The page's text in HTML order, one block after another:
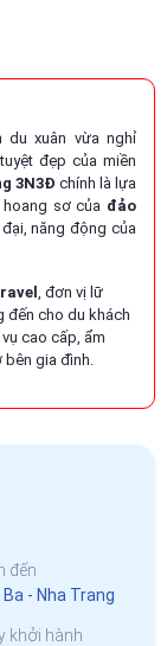
du xuân vừa nghỉ
đẹp của miền
3N3Đ chính là lựa
sơ của đảo
năng động của
, đơn vị lữ
đến cho du khách
vụ cao cấp, ẩm
gia đình.
đến
Ba - Nha Trang
khởi hành